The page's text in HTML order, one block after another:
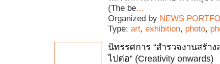
(The be…
Organized by NEWS
Type: art, exhibition, photo,
นิทรรศการ “สำรวจงานสร้าง
ไปต่อ” (Creativity onwards)